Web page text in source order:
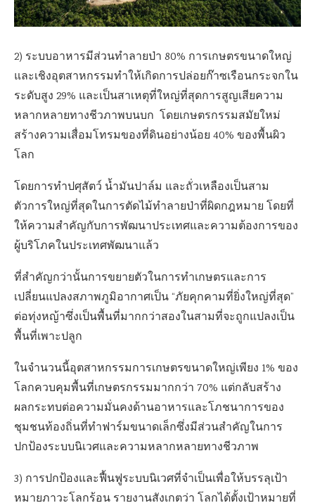
2) ​​ระบบอาหารมีส่วนทำลายป่า 80% การเกษตรขนาดใหญ่
และเชิงอุตสาหกรรมทำให้เกิดการปล่อยก๊าซเรือนกระจกใน
ระดับสูง 29% และเป็นสาเหตุที่ใหญ่ที่สุดการสูญเสียความ
หลากหลายทางชีวภาพบนบก โดยเกษตรกรรมสมัยใหม่
สร้างความเสื่อมโทรมของที่ดินอย่างน้อย 40% ของพื้นผิว
โลก
โดยการทำปศุสัตว์ น้ำมันปาล์ม และถั่วเหลืองเป็นสาม
ตัวการใหญ่ที่สุดในการตัดไม้ทำลายป่าที่ผิดกฎหมาย โดยที่
ให้ความสำคัญกับการพัฒนาประเทศและความต้องการของ
ผู้บริโภคในประเทศพัฒนาแล้ว
ที่สำคัญกว่านั้นการขยายตัวในการทำเกษตรและการ
เปลี่ยนแปลงสภาพภูมิอากาศเป็น “ภัยคุกคามที่ยิ่งใหญ่ที่สุด”
ต่อทุ่งหญ้าซึ่งเป็นพื้นที่มากกว่าสองในสามที่จะถูกแปลงเป็น
พื้นที่เพาะปลูก
ในจำนวนนี้อุตสาหกรรมการเกษตรขนาดใหญ่เพียง 1% ของ
โลกควบคุมพื้นที่เกษตรกรรมมากกว่า 70% แต่กลับสร้าง
ผลกระทบต่อความมั่นคงด้านอาหารและโภชนาการของ
ชุมชนท้องถิ่นที่ทำฟาร์มขนาดเล็กซึ่งมีส่วนสำคัญในการ
ปกป้องระบบนิเวศและความหลากหลายทางชีวภาพ
3) ​​การปกป้องและฟื้นฟูระบบนิเวศที่จำเป็นเพื่อให้บรรลุเป้า
หมายภาวะโลกร้อน รายงานสังเกตว่า โลกได้ตั้งเป้าหมายที่